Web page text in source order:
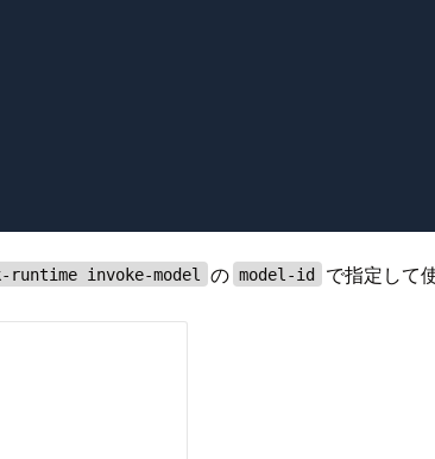
runtime invoke-model の model-id で指定して